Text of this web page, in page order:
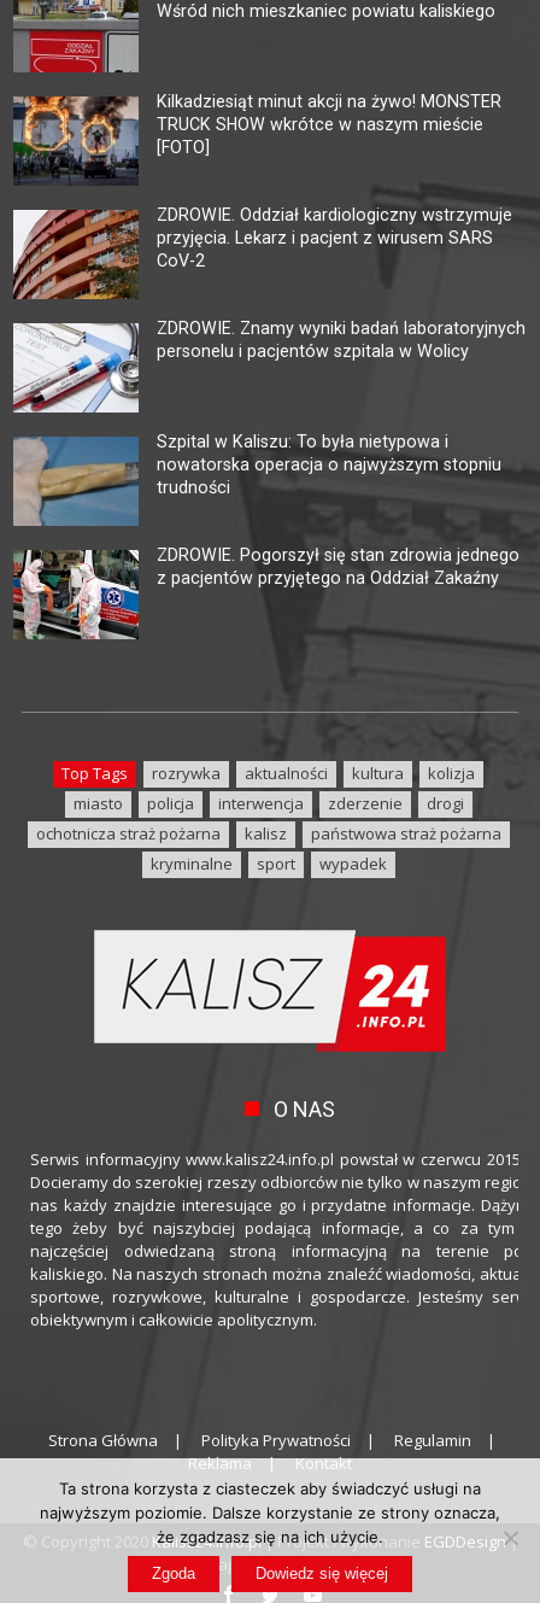
Wśród nich mieszkaniec powiatu kaliskiego
Kilkadziesiąt minut akcji na żywo! MONSTER
TRUCK SHOW wkrótce w naszym mieście
[FOTO]
ZDROWIE. Oddział kardiologiczny wstrzymuje
przyjęcia. Lekarz i pacjent z wirusem SARS
CoV-2
ZDROWIE. Znamy wyniki badań laboratoryjnych
personelu i pacjentów szpitala w Wolicy
Szpital w Kaliszu: To była nietypowa i
nowatorska operacja o najwyższym stopniu
trudności
ZDROWIE. Pogorszył się stan zdrowia jednego
z pacjentów przyjętego na Oddział Zakaźny
Top Tags rozrywka aktualności kultura
kolizja
miasto
policja interwencja zderzenie
drogi
ochotnicza straż pożarna
kalisz
państwowa straż pożarna
kryminalne
sport wypadek
O NAS
Serwis informacyjny www.kalisz24.info.pl powstał w czerwcu 2015
Docieramy do szerokiej rzeszy odbiorców nie tylko w naszym
nas każdy znajdzie interesujące go i przydatne informacje.
tego żeby być najszybciej podającą informacje, a co za tym
najczęściej odwiedzaną stroną informacyjną na terenie
kaliskiego. Na naszych stronach można znaleźć wiadomości,
sportowe, rozrywkowe, kulturalne i gospodarcze. Jesteśmy
obiektywnym i całkowicie apolitycznym.
Strona Główna Polityka Prywatności
Regulamin
Reklama
Kontakt
© Copyright 2020 Kalisz24.info.pl| Projekt i wykonanie EGDDesign|
Hosting zapewnia thecamels.org
Ta strona korzysta z ciasteczek aby świadczyć usługi na
najwyższym poziomie. Dalsze korzystanie ze strony oznacza,
że zgadzasz się na ich użycie.
Zgoda Dowiedz się więcej